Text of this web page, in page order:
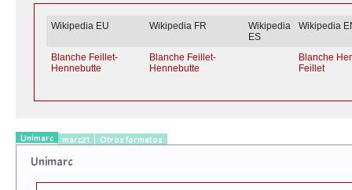
Wikipedia EU Wikipedia FR
Wikipedia
ES
Wikipedia
Blanche Feillet-
Hennebutte
Blanche Feillet-
Hennebutte
Blanche
Feillet
Unimarc marc21 Otros formatos
Unimarc